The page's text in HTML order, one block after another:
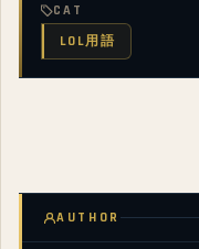
CAT
LOL用語
AUTHOR